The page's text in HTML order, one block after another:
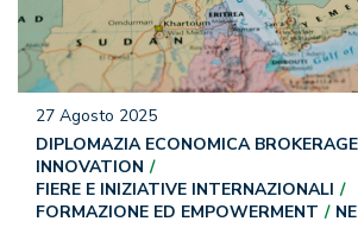
27 Agosto 2025
DIPLOMAZIA ECONOMICA
INNOVATION
FIERE E INIZIATIVE INTERNAZIONALI
FORMAZIONE ED EMPOWERMENT